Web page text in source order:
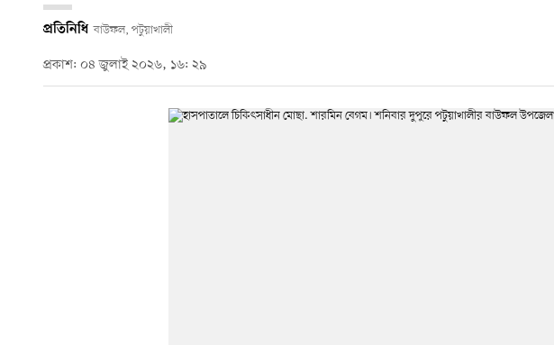
প্রতিনিধি বাউফল, পটুয়াখালী
প্রকাশ: ০৪ জুলাই ২০২৬, ১৬: ২৯